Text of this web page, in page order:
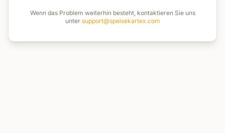
Wenn das Problem weiterhin besteht, kontaktieren Sie uns
unter support@speisekartex.com